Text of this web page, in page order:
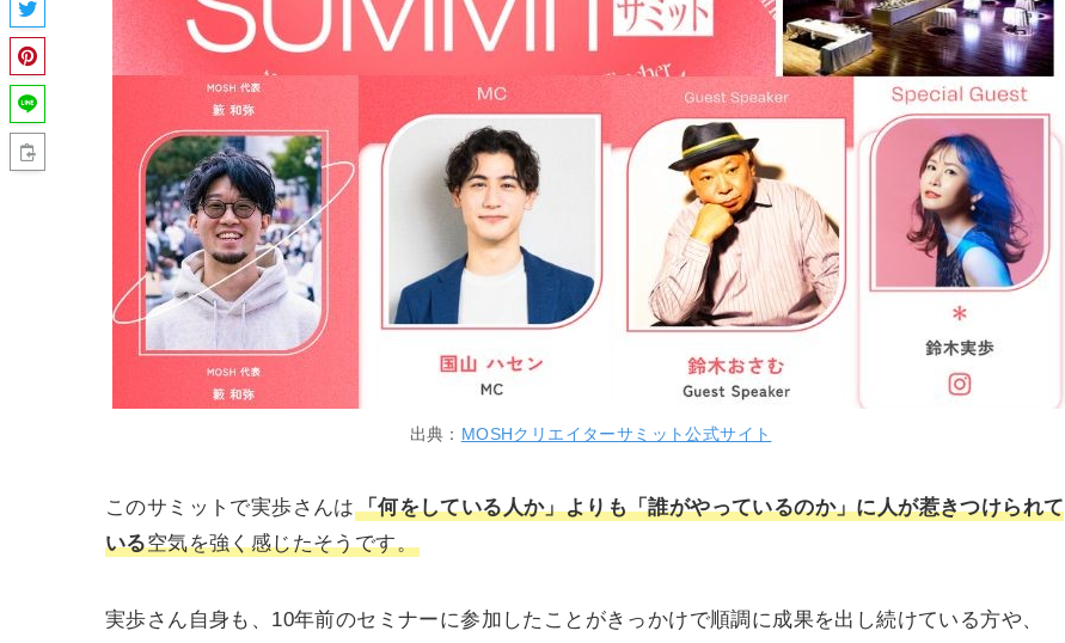
出典： MOSHクリエイターサミット公式サイト
このサミットで実歩さんは 「何をしている人か」よりも「誰がやっているのか」に人が惹きつけられて
いる空気を強く感じたそうです。
実歩さん自身も、10年前のセミナーに参加したことがきっかけで順調に成果を出し続けている方や、